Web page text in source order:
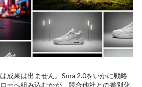
成果は出ません。Sora 2.0をいかに戦略
ーへ組み込むかが、競合他社との差別化